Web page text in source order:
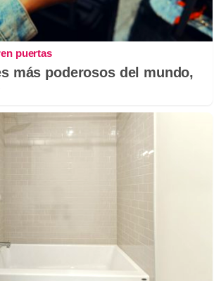
puertas
más poderosos del mundo,